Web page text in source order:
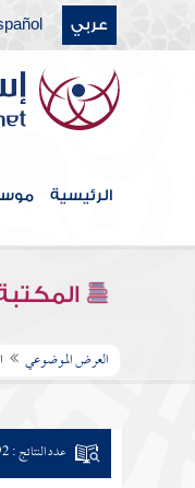
عربي
الرئيسية
العرض الموضوعي
عدد النتائج : 292